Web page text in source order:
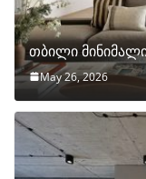
თბილი
May 26, 2026